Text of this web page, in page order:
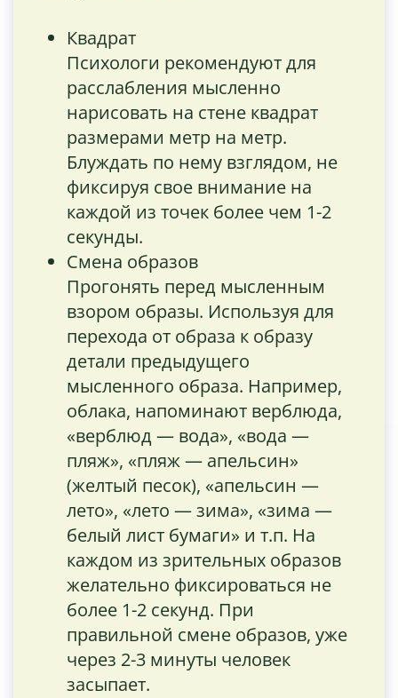
Квадрат
Психологи рекомендуют для
расслабления мысленно
нарисовать на стене квадрат
размерами метр на метр.
Блуждать по нему взглядом, не
фиксируя свое внимание на
каждой из точек более чем 1-2
секунды.
Смена образов
Прогонять перед мысленным
взором образы. Используя для
перехода от образа к образу
детали предыдущего
мысленного образа. Например,
облака, напоминают верблюда,
«верблюд — вода», «вода —
пляж», «пляж — апельсин»
(желтый песок), «апельсин —
лето», «лето — зима», «зима —
белый лист бумаги» и т.п. На
каждом из зрительных образов
желательно фиксироваться не
более 1-2 секунд. При
правильной смене образов, уже
через 2-3 минуты человек
засыпает.